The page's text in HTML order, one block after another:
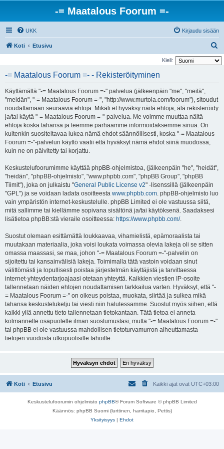
-= Maatalous Foorum =-
UKK Kirjaudu sisään
Koti Etusivu
t
Kieli:
-= Maatalous Foorum =- - Rekisteröityminen
Käyttämällä "-= Maatalous Foorum =-" palvelua (jälkeenpäin "me", "meitä",
"meidän", "-= Maatalous Foorum =-", "http://www.murtola.com/foorum"), sitoudut
noudattamaan seuraavia ehtoja. Mikäli et hyväksy näitä ehtoja, älä rekisteröidy
ja/tai käytä "-= Maatalous Foorum =-"-palvelua. Me voimme muuttaa näitä
ehtoja koska tahansa ja teemme parhaamme informoidaksemme sinua. On
kuitenkin suositeltavaa lukea nämä ehdot säännöllisesti, koska "-= Maatalous
Foorum =-"-palvelun käyttö vaatii että hyväksyt nämä ehdot siinä muodossa,
kuin ne on päivitetty tai korjattu.
Keskustelufoorumimme käyttää phpBB-ohjelmistoa, (jälkeenpäin "he", "heidät",
"heidän", "phpBB-ohjelmisto", "www.phpbb.com", "phpBB Group", "phpBB
Tiimit"), joka on julkaistu "General Public License v2" -lisenssillä (jälkeenpäin
"GPL") ja se voidaan ladata osoitteesta www.phpbb.com. phpBB-ohjelmisto luo
vain ympäristön internet-keskustelulle. phpBB Limited ei ole vastuussa siitä,
mitä sallimme tai kiellämme sopivana sisältönä ja/tai käytöksenä. Saadaksesi
lisätietoa phpBB:stä vieraile osoitteessa: https://www.phpbb.com/.
Suostut olemaan esittämättä loukkaavaa, vihamielistä, epämoraalista tai
muutakaan materiaalia, joka voisi loukata voimassa olevia lakeja oli se sitten
omassa maassasi, se maa, johon "-= Maatalous Foorum =-"-palvelin on
sijoitettu tai kansainvälisiä lakeja. Toimimalla tätä vastoin voidaan sinut
välittömästi ja lopullisesti poistaa järjestelmän käyttäjistä ja tarvittaessa
internet-yhteydentarjoajaasi otetaan yhteyttä. Kaikkien viestien IP-osoite
tallennetaan näiden ehtojen noudattamisen tarkkailua varten. Hyväksyt, että "-
= Maatalous Foorum =-" on oikeus poistaa, muokata, siirtää ja sulkea mikä
tahansa keskusteluketju tai viesti niin halutessamme. Suostut myös siihen, että
kaikki yllä annettu tieto tallennetaan tietokantaan. Tätä tietoa ei anneta
kolmannelle osapuolelle ilman suostumustasi, mutta "-= Maatalous Foorum =-"
tai phpBB ei ole vastuussa mahdollisen tietoturvamurron aiheuttamasta
tietojen vuodosta ulkopuolisille tahoille.
Koti Etusivu Kaikki ajat ovat UTC+03:00
Keskustelufoorumin ohjelmisto phpBB® Forum Software © phpBB Limited
Käännös: phpBB Suomi (lurttinen, harritapio, Pettis)
Yksityisyys | Ehdot